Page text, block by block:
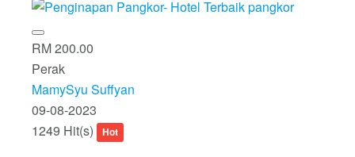
RM 200.00
Perak
MamySyu Suffyan
09-08-2023
1249 Hit(s)
Hot